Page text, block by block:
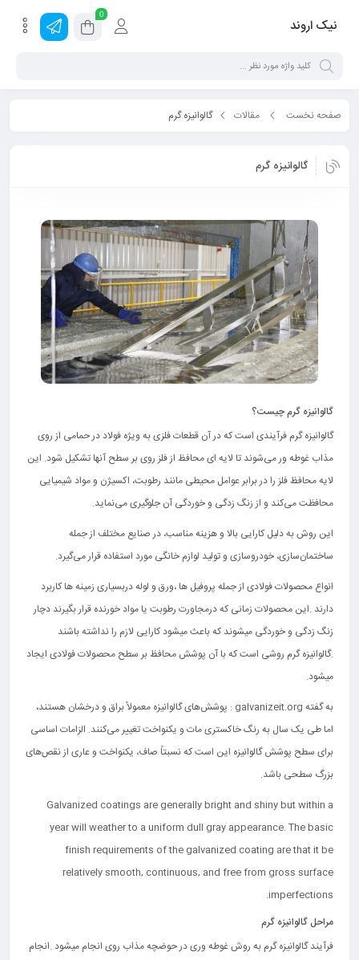
نیک اروند
0
صفحه نخست مقالات گالوانیزه گرم
گالوانیزه گرم
گالوانیزه گرم چیست؟
گالوانیزه گرم فرآیندی است که در آن قطعات فلزی به ‌ویژه فولاد در حمامی از روی
مذاب غوطه ‌ور می‌شوند تا لایه ‌ای محافظ از فلز روی بر سطح آنها تشکیل شود. این
لایه محافظ فلز را در برابر عوامل محیطی مانند رطوبت، اکسیژن و مواد شیمیایی
محافظت می‌کند و از زنگ ‌زدگی و خوردگی آن جلوگیری می‌نماید.
این روش به دلیل کارایی بالا و هزینه مناسب، در صنایع مختلف از جمله
ساختمان‌سازی، خودروسازی و تولید لوازم خانگی مورد استفاده قرار می‌گیرد.
انواع محصولات فولادی از جمله پروفیل ها ،ورق و لوله دربسیاری زمینه ها کاربرد
دارند .این محصولات زمانی که درمجاورت رطوبت یا مواد خورنده قرار بگیرند دچار
زنگ زدگی و خوردگی میشوند که باعث میشود کارایی لازم را نداشته باشند
.گالوانیزه گرم روشی است که با آن پوشش محافظ بر سطح محصولات فولادی ایجاد
میشود.
به گفته galvanizeit.org : پوشش‌های گالوانیزه معمولاً براق و درخشان هستند،
اما طی یک سال به رنگ خاکستری مات و یکنواخت تغییر می‌کنند. الزامات اساسی
برای سطح پوشش گالوانیزه این است که نسبتاً صاف، یکنواخت و عاری از نقص‌های
بزرگ سطحی باشد.
Galvanized coatings are generally bright and shiny but within a
year will weather to a uniform dull gray appearance. The basic
finish requirements of the galvanized coating are that it be
relatively smooth, continuous, and free from gross surface
imperfections.
مراحل گالوانیزه گرم
فرآیند گالوانیزه گرم به روش غوطه وری در حوضچه مذاب روی انجام میشود .انجام